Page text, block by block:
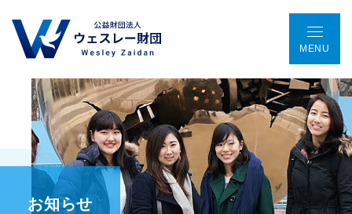
MENU
TOP アクセス ENGLISH 会議室予約 お問い合わせ
ウェスレー財団とは
お知らせ